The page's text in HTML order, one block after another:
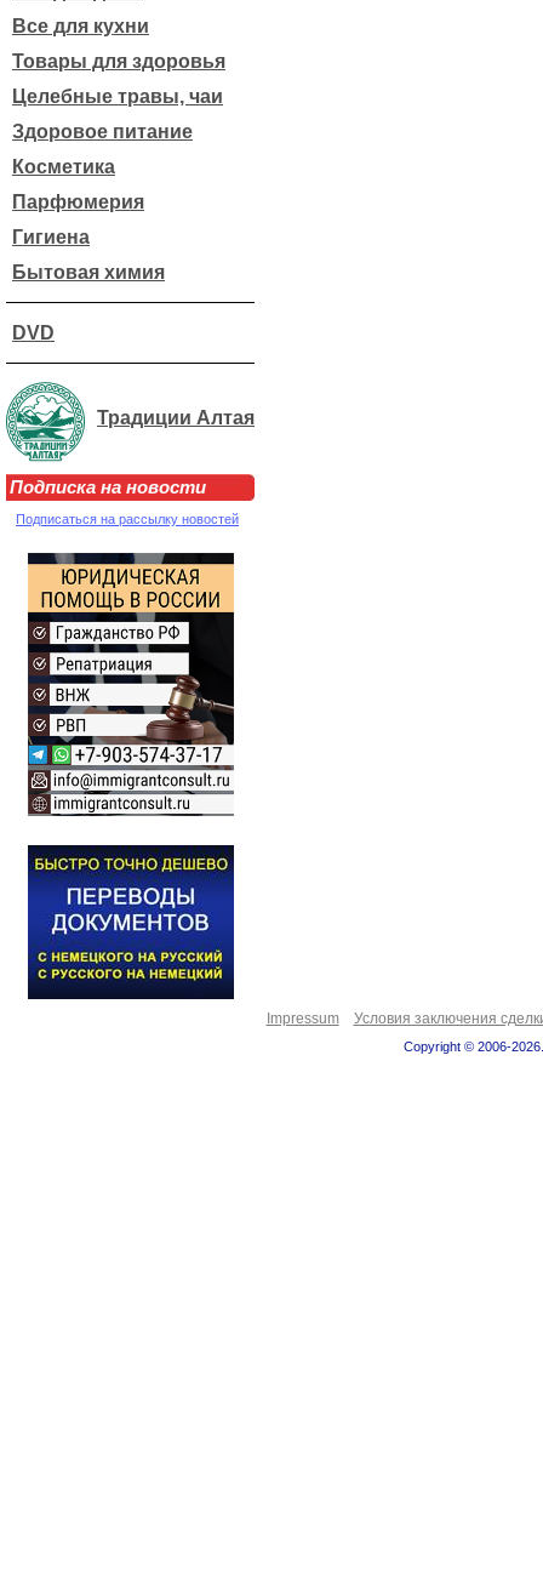
Все для кухни
Товары для здоровья
Целебные травы, чаи
Здоровое питание
Косметика
Парфюмерия
Гигиена
Бытовая химия
DVD
Традиции Алтая
Подписка на новости
Подписаться на рассылку новостей
Impressum Условия заключения
Copyright © 2006-